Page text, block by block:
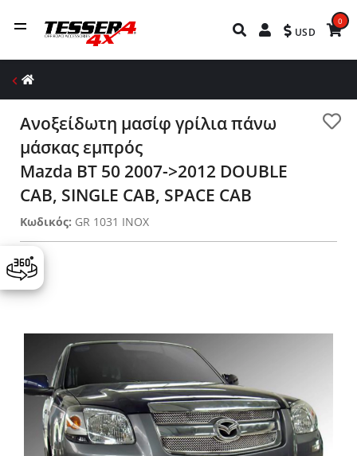
USD
0
Ανοξείδωτη μασίφ γρίλια πάνω
μάσκας εμπρός
Mazda BT 50 2007->2012 DOUBLE
CAB, SINGLE CAB, SPACE CAB
Κωδικός: GR 1031 INOX